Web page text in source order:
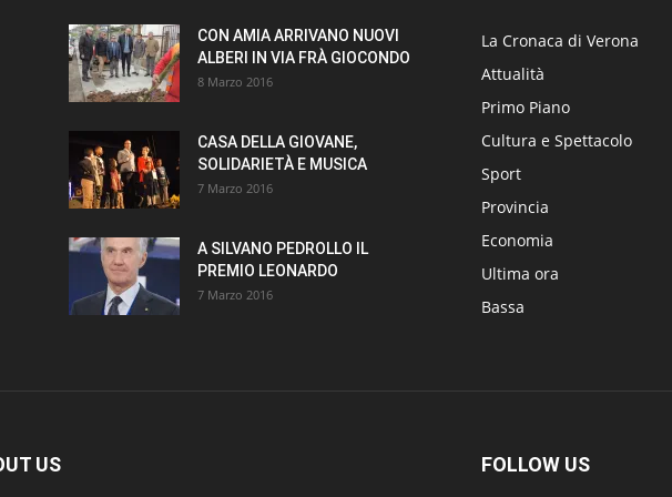
CON AMIA ARRIVANO NUOVI
ALBERI IN VIA FRÀ GIOCONDO
8 Marzo 2016
CASA DELLA GIOVANE,
SOLIDARIETÀ E MUSICA
7 Marzo 2016
A SILVANO PEDROLLO IL
PREMIO LEONARDO
7 Marzo 2016
La Cronaca di Verona
Attualità
Primo Piano
Cultura e Spettacolo
Sport
Provincia
Economia
Ultima ora
Bassa
US FOLLOW US